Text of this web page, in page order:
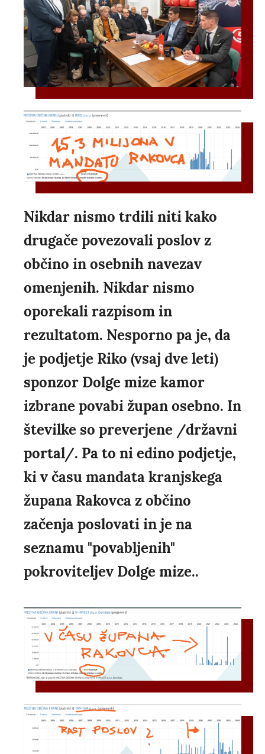
Nikdar nismo trdili niti kako
drugače povezovali poslov z
občino in osebnih navezav
omenjenih. Nikdar nismo
oporekali razpisom in
rezultatom. Nesporno pa je, da
je podjetje Riko (vsaj dve leti)
sponzor Dolge mize kamor
izbrane povabi župan osebno. In
številke so preverjene /državni
portal/. Pa to ni edino podjetje,
ki v času mandata kranjskega
župana Rakovca z občino
začenja poslovati in je na
seznamu "povabljenih"
pokroviteljev Dolge mize..